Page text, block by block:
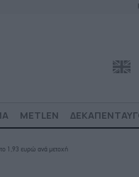
METLEN
1,93 ευρώ ανά μετοχή